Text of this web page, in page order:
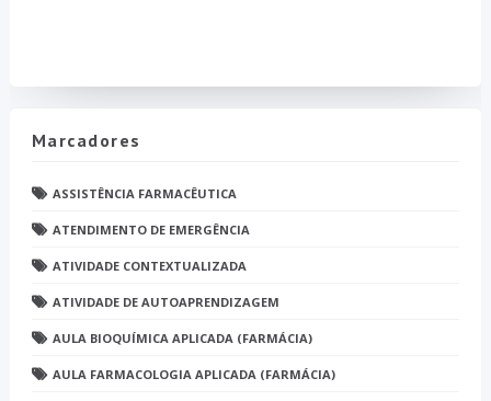
Marcadores
ASSISTÊNCIA FARMACÊUTICA
ATENDIMENTO DE EMERGÊNCIA
ATIVIDADE CONTEXTUALIZADA
ATIVIDADE DE AUTOAPRENDIZAGEM
AULA BIOQUÍMICA APLICADA (FARMÁCIA)
AULA FARMACOLOGIA APLICADA (FARMÁCIA)